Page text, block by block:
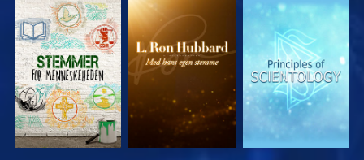
UDFORSK
SERIEN
UDFORSK
SERIEN
UDFORSK
SERIEN